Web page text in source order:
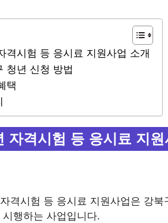
격시험 등 응시료 지원사업 소개
청년 신청 방법
택
자격시험 등 응시료 지원
자격시험 등 응시료 지원사업은 강북
시행하는 사업입니다.